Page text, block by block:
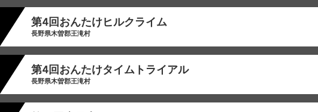
第4回おんたけヒルクライム
長野県木曽郡王滝村
第4回おんたけタイムトライアル
長野県木曽郡王滝村